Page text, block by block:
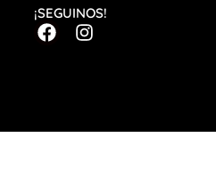
¡SEGUINOS!